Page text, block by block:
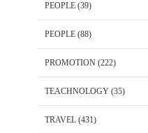
PEOPLE (39)
PEOPLE (88)
PROMOTION (222)
TEACHNOLOGY (35)
TRAVEL (431)